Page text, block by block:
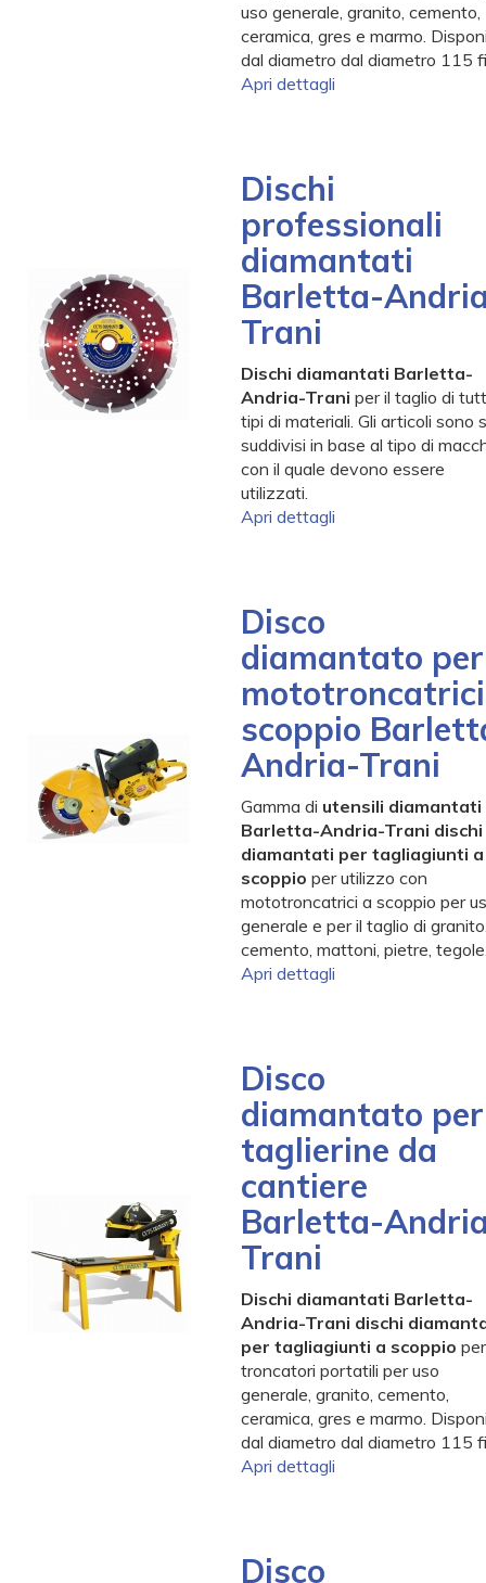
uso generale, granito, cemento,
ceramica, gres e marmo.
dal diametro dal diametro 115
Apri dettagli
Dischi
professionali
diamantati
Barletta-
Trani
Dischi diamantati Barletta-
Andria-Trani per il taglio di
tipi di materiali. Gli articoli sono
suddivisi in base al tipo di
con il quale devono essere
utilizzati.
Apri dettagli
Disco
diamantato per
scoppio
Andria-Trani
Gamma di utensili diamantati
Barletta-Andria-Trani dischi
diamantati per tagliagiunti a
scoppio per utilizzo con
mototroncatrici a scoppio per
generale e per il taglio di
cemento, mattoni, pietre,
Apri dettagli
Disco
diamantato per
taglierine da
cantiere
Barletta-
Trani
Dischi diamantati Barletta-
Andria-Trani dischi
per tagliagiunti a scoppio per
troncatori portatili per uso
generale, granito, cemento,
ceramica, gres e marmo.
dal diametro dal diametro 115
Apri dettagli
Disco